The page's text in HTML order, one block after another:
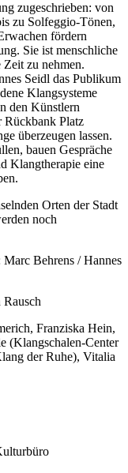
zugeschrieben: von
zu Solfeggio-Tönen,
fördern
Sie ist menschliche
zu nehmen.
Seidl das Publikum
Klangsysteme
den Künstlern
Rückbank Platz
überzeugen lassen.
bauen Gespräche
Klangtherapie eine
Orten der Stadt
noch
Behrens / Hannes
Rausch
Franziska Hein,
(Klangschalen-Center
der Ruhe), Vitalia